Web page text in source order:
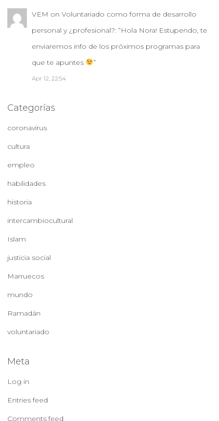
VEM on Voluntariado como forma de desarrollo
personal y ¿profesional?: “Hola Nora! Estupendo, te
enviaremos info de los próximos programas para
que te apuntes
”
Apr 12, 22:54
Categorías
coronavirus
cultura
empleo
habilidades
historia
intercambiocultural
Islam
justicia social
Marruecos
mundo
Ramadán
voluntariado
Meta
Log in
Entries feed
Comments feed